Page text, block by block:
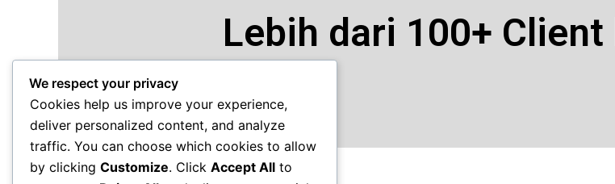
Lebih dari 100+
We respect your privacy
Cookies help us improve your experience,
deliver personalized content, and analyze
traffic. You can choose which cookies to allow
by clicking Customize. Click Accept All to